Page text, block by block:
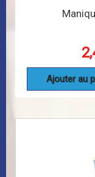
Ajouter au